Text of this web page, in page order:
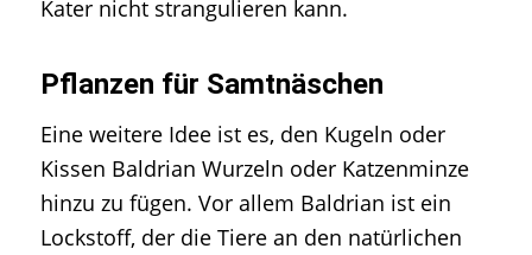
Kater nicht strangulieren kann.
Pflanzen für Samtnäschen
Eine weitere Idee ist es, den Kugeln oder
Kissen Baldrian Wurzeln oder Katzenminze
hinzu zu fügen. Vor allem Baldrian ist ein
Lockstoff, der die Tiere an den natürlichen